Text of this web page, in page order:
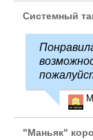
Системный
"Маньяк"